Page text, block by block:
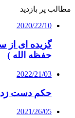
مطالب پر بازدید
2020/22/10
گزیده ای از
حفظه الله )
2022/21/03
حکم دست زدن
2021/26/05